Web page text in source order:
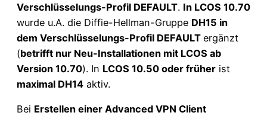
Verschlüsselungs-Profil DEFAULT. In LCOS 10.70
wurde u.A. die Diffie-Hellman-Gruppe DH15 in
dem Verschlüsselungs-Profil DEFAULT ergänzt
(betrifft nur Neu-Installationen mit LCOS ab
Version 10.70). In LCOS 10.50 oder früher ist
maximal DH14 aktiv.
Bei Erstellen einer Advanced VPN Client